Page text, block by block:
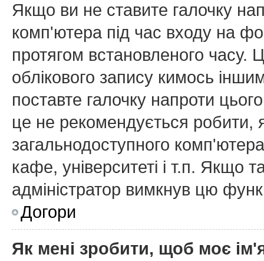
Якщо ви не ставите галочку
комп'ютера під час входу на
протягом встановленого часу.
облікового запису кимось
поставте галочку напроти
це не рекомендується
загальнодоступного
кафе, університеті і т.п. Якщо
адміністратор вимкнув цю
Догори
Як мені зробити, щоб моє